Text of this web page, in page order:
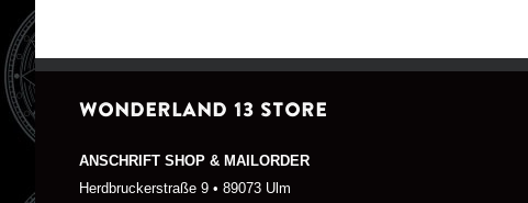
WONDERLAND 13 STORE
ANSCHRIFT SHOP & MAILORDER
Herdbruckerstraße 9 • 89073 Ulm